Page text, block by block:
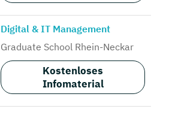
Digital & IT Management
Graduate School Rhein-Neckar
Kostenloses
Infomaterial